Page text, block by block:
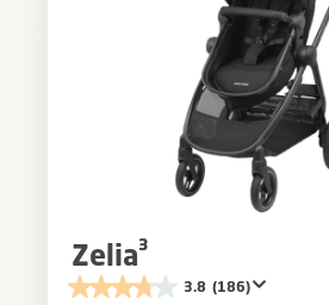
Zelia³
3.8 (186)